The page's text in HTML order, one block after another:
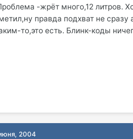
-жрёт много,12 литров.
правда подхват не сразу
то,это есть. Блинк-коды
2004